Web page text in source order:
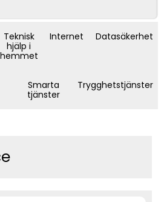
Teknisk
hjälp i
hemmet
Internet Datasäkerhet
Smarta
tjänster
Trygghetstjänster